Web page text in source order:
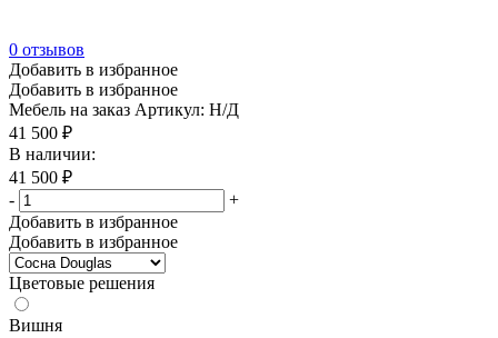
0 отзывов
Добавить в избранное
Добавить в избранное
Мебель на заказ Артикул: Н/Д
41 500 ₽
В наличии:
41 500 ₽
-
+
Добавить в избранное
Добавить в избранное
Цветовые решения
Вишня